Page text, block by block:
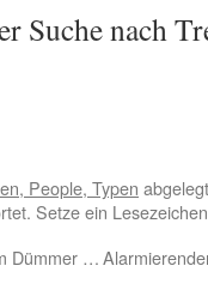
Suche nach
People, Typen
Setze ein
Dümmer …